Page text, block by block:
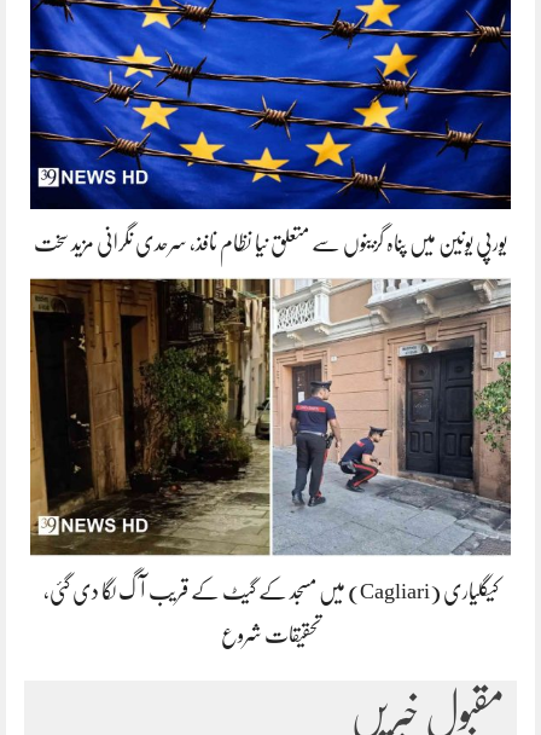
یورپی یونین میں پناہ گزینوں سے متعلق نیا نظام نافذ، سرحدی نگرانی مزید سخت
کیگلیاری (Cagliari) میں مسجد کے گیٹ کے قریب آگ لگا دی گئی،
تحقیقات شروع
مقبول خبریں